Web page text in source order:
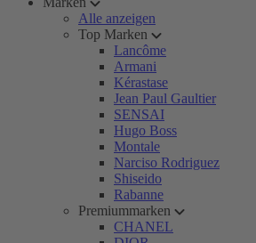
Alle anzeigen
Top Marken
Lancôme
Armani
Kérastase
Jean Paul Gaultier
SENSAI
Hugo Boss
Montale
Narciso Rodriguez
Shiseido
Rabanne
Premiummarken
CHANEL